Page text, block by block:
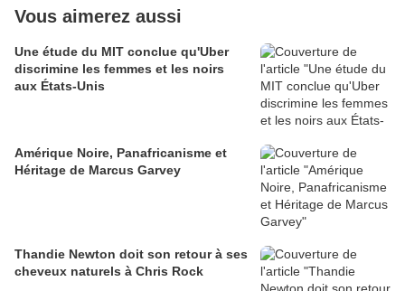
Vous aimerez aussi
Une étude du MIT conclue qu'Uber
discrimine les femmes et les noirs
aux États-Unis
Amérique Noire, Panafricanisme et
Héritage de Marcus Garvey
Thandie Newton doit son retour à ses
cheveux naturels à Chris Rock